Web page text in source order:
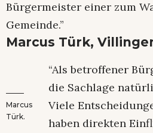
Bürgermeister einer zum
Gemeinde.”
Marcus Türk,
Marcus
Türk.
“Als betroffener
die Sachlage
Viele
haben direkten